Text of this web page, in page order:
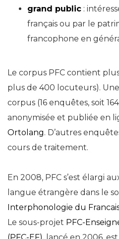
grand public :
français ou par le
francophone en
Le corpus PFC contient
plus de 400 locuteurs).
corpus (16 enquêtes, soit
anonymisée et publiée en
Ortolang. D’autres
cours de traitement.
En 2008, PFC s’est élargi
langue étrangère dans le
Interphonologie du
Le sous-projet PFC-